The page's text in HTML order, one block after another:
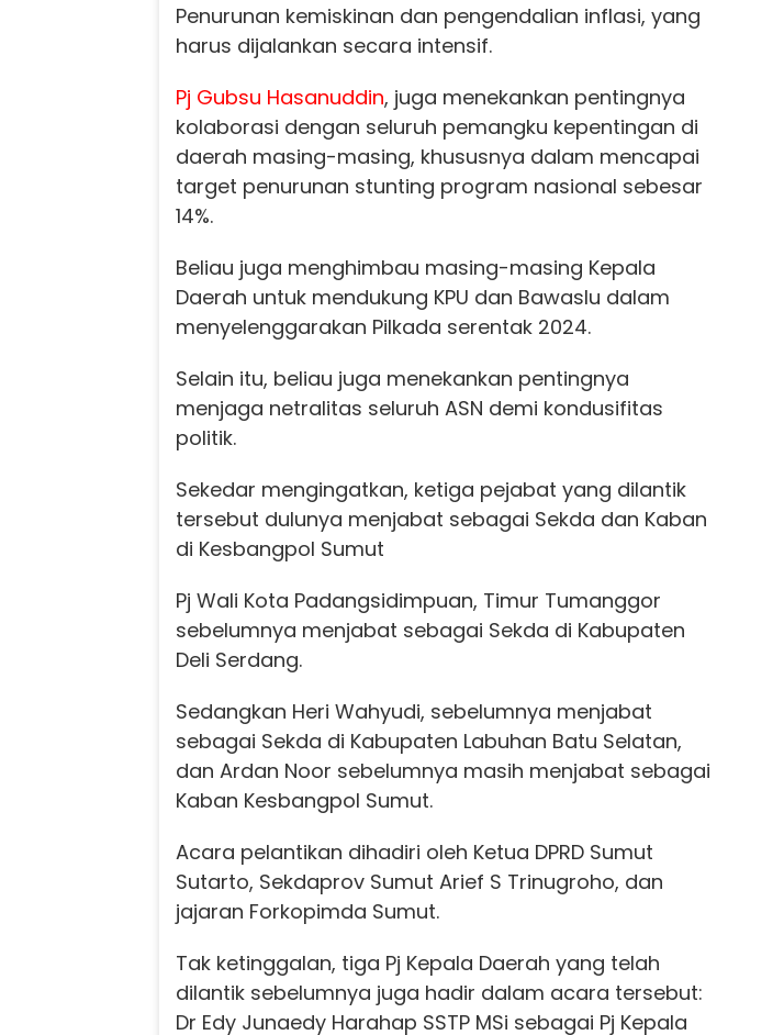
Penurunan kemiskinan dan pengendalian inflasi, yang
harus dijalankan secara intensif.
Pj Gubsu Hasanuddin, juga menekankan pentingnya
kolaborasi dengan seluruh pemangku kepentingan di
daerah masing-masing, khususnya dalam mencapai
target penurunan stunting program nasional sebesar
14%.
Beliau juga menghimbau masing-masing Kepala
Daerah untuk mendukung KPU dan Bawaslu dalam
menyelenggarakan Pilkada serentak 2024.
Selain itu, beliau juga menekankan pentingnya
menjaga netralitas seluruh ASN demi kondusifitas
politik.
Sekedar mengingatkan, ketiga pejabat yang dilantik
tersebut dulunya menjabat sebagai Sekda dan Kaban
di Kesbangpol Sumut
Pj Wali Kota Padangsidimpuan, Timur Tumanggor
sebelumnya menjabat sebagai Sekda di Kabupaten
Deli Serdang.
Sedangkan Heri Wahyudi, sebelumnya menjabat
sebagai Sekda di Kabupaten Labuhan Batu Selatan,
dan Ardan Noor sebelumnya masih menjabat sebagai
Kaban Kesbangpol Sumut.
Acara pelantikan dihadiri oleh Ketua DPRD Sumut
Sutarto, Sekdaprov Sumut Arief S Trinugroho, dan
jajaran Forkopimda Sumut.
Tak ketinggalan, tiga Pj Kepala Daerah yang telah
dilantik sebelumnya juga hadir dalam acara tersebut:
Dr Edy Junaedy Harahap SSTP MSi sebagai Pj Kepala